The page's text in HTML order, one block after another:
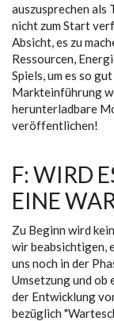
auszusprechen als
nicht zum Start
Absicht, es zu
Ressourcen,
Spiels, um es so
Markteinführung
herunterladbare
veröffentlichen!
F: WIRD
EINE
Zu Beginn wird
wir beabsichtigen,
uns noch in der
Umsetzung und ob
der Entwicklung
bezüglich